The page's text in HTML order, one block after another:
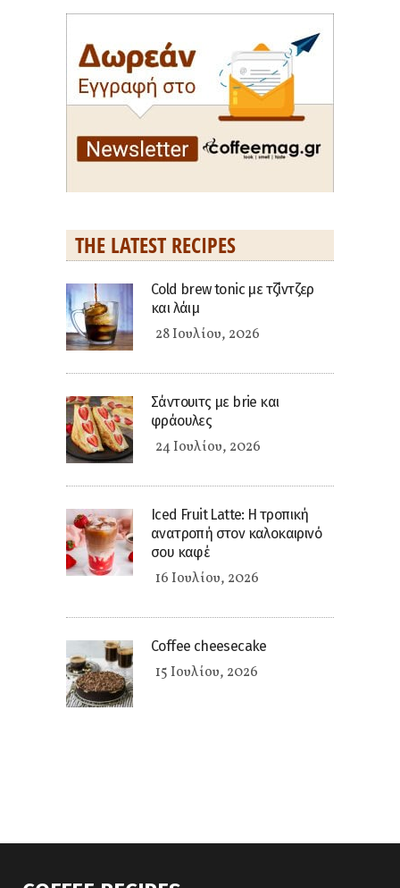
THE LATEST RECIPES
Cold brew tonic με τζίντζερ
και λάιμ
28 Ιουλίου, 2026
Σάντουιτς με brie και
φράουλες
24 Ιουλίου, 2026
Iced Fruit Latte: Η τροπική
ανατροπή στον καλοκαιρινό
σου καφέ
16 Ιουλίου, 2026
Coffee cheesecake
15 Ιουλίου, 2026